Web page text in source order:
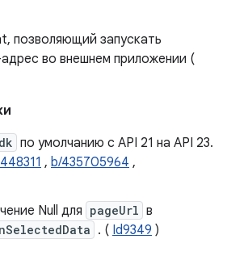
позволяющий запускать
во внешнем приложении (
по умолчанию с API 21 на API 23.
, b/435705964 ,
Null для pageUrl в
. ( Id9349 )